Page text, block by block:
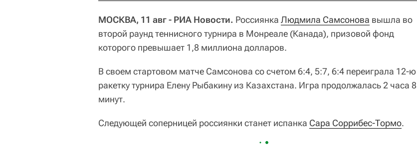
МОСКВА, 11 авг - РИА Новости. Россиянка Людмила Самсонова вышла во
второй раунд теннисного турнира в Монреале (Канада), призовой фонд
которого превышает 1,8 миллиона долларов.
В своем стартовом матче Самсонова со счетом 6:4, 5:7, 6:4 переиграла 12-ю
ракетку турнира Елену Рыбакину из Казахстана. Игра продолжалась 2 часа 8
минут.
Следующей соперницей россиянки станет испанка Сара Соррибес-Тормо.